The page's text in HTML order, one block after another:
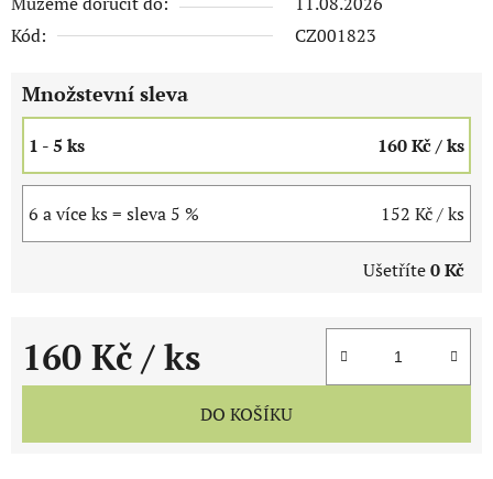
Kód:
CZ001823
Množstevní sleva
1 - 5 ks 160 Kč/ ks
6 a více ks = sleva 5 % 152 Kč/ ks
Ušetříte0 Kč
160 Kč / ks
Měrná cena:
DO KOŠÍKU